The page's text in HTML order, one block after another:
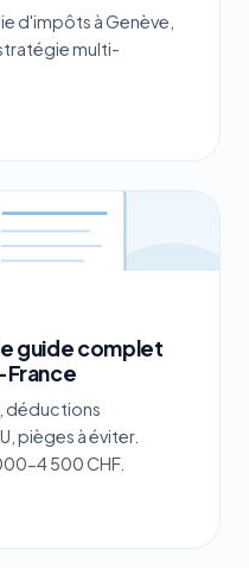
d'impôts à Genève,
multi-
guide complet
France
déductions
pièges à éviter.
4 500 CHF.